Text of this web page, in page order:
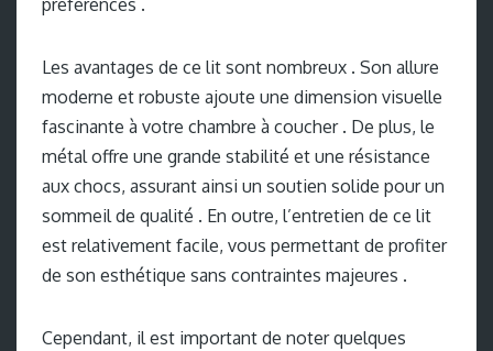
préférences .
Les avantages de ce lit sont nombreux . Son allure
moderne et robuste ajoute une dimension visuelle
fascinante à votre chambre à coucher . De plus, le
métal offre une grande stabilité et une résistance
aux chocs, assurant ainsi un soutien solide pour un
sommeil de qualité . En outre, l’entretien de ce lit
est relativement facile, vous permettant de profiter
de son esthétique sans contraintes majeures .
Cependant, il est important de noter quelques